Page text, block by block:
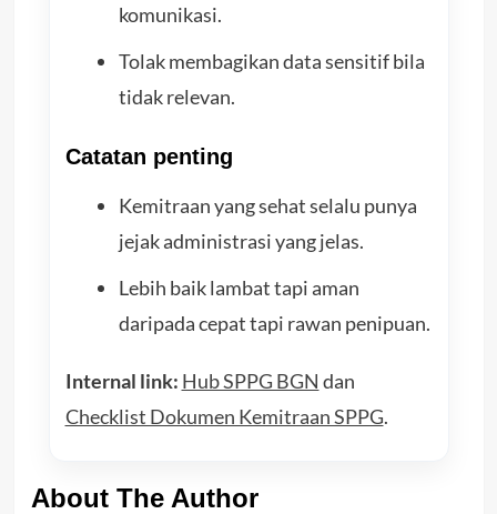
komunikasi.
Tolak membagikan data sensitif bila
tidak relevan.
Catatan penting
Kemitraan yang sehat selalu punya
jejak administrasi yang jelas.
Lebih baik lambat tapi aman
daripada cepat tapi rawan penipuan.
Internal link: Hub SPPG BGN dan
Checklist Dokumen Kemitraan SPPG.
About The Author